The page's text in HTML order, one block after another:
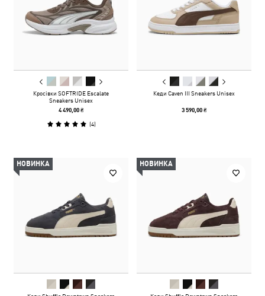
Кросівки SOFTRIDE Escalate
Sneakers Unisex
4 490,00 ₴
(4)
Кеди Caven III Sneakers Unisex
3 590,00 ₴
НОВИНКА НОВИНКА